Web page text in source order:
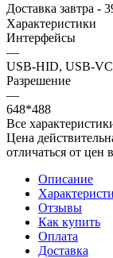
Доставка завтра -
Характеристики
Интерфейсы
—
USB-HID, USB-
Разрешение
—
648*488
Все
Цена
отличаться от цен
Описание
Отзывы
Как купить
Оплата
Доставка